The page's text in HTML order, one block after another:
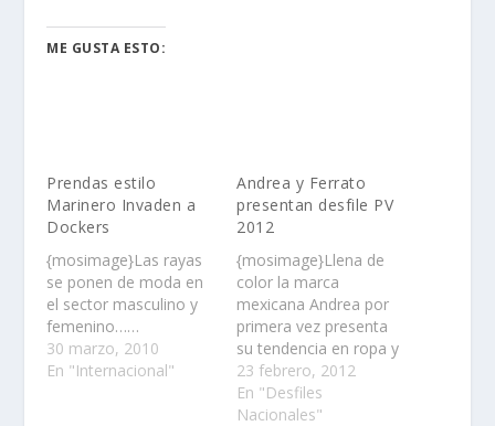
ME GUSTA ESTO:
Prendas estilo
Marinero Invaden a
Dockers
{mosimage}Las rayas
se ponen de moda en
el sector masculino y
femenino……
30 marzo, 2010
En "Internacional"
Andrea y Ferrato
presentan desfile PV
2012
{mosimage}Llena de
color la marca
mexicana Andrea por
primera vez presenta
su tendencia en ropa y
calzado para dama y
caballero en una
pasarela llena de
23 febrero, 2012
En "Desfiles
Nacionales"